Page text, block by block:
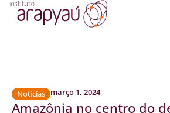
Notícias março 1, 2024
Amazônia no centro do